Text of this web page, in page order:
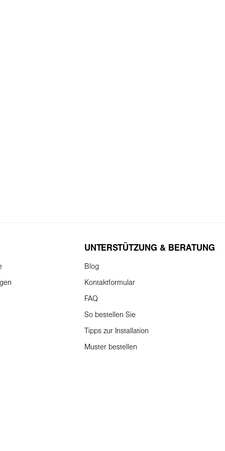
UNTERSTÜTZUNG & BERATUNG
Blog
Kontaktformular
FAQ
So bestellen Sie
Tipps zur Installation
Muster bestellen